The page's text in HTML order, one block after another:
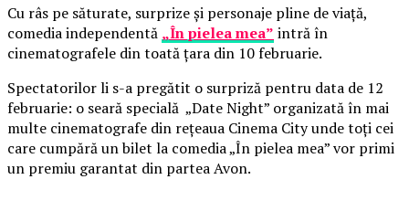
Cu râs pe săturate, surprize și personaje pline de viață,
comedia independentă „În pielea mea” intră în
cinematografele din toată țara din 10 februarie.
Spectatorilor li s-a pregătit o surpriză pentru data de 12
februarie: o seară specială „Date Night” organizată în mai
multe cinematografe din rețeaua Cinema City unde toți cei
care cumpără un bilet la comedia „În pielea mea” vor primi
un premiu garantat din partea Avon.